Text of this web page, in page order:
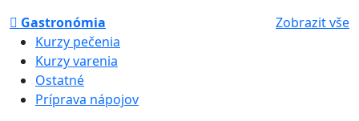
Gastronómia
Zobrazit vše
Kurzy pečenia
Kurzy varenia
Ostatné
Príprava nápojov